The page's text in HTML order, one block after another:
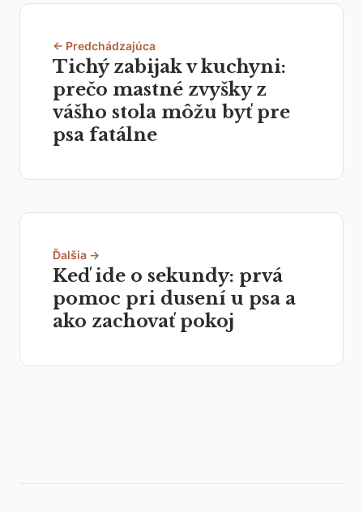
← Predchádzajúca
Tichý zabijak v kuchyni:
prečo mastné zvyšky z
vášho stola môžu byť pre
psa fatálne
Ďalšia →
Keď ide o sekundy: prvá
pomoc pri dusení u psa a
ako zachovať pokoj